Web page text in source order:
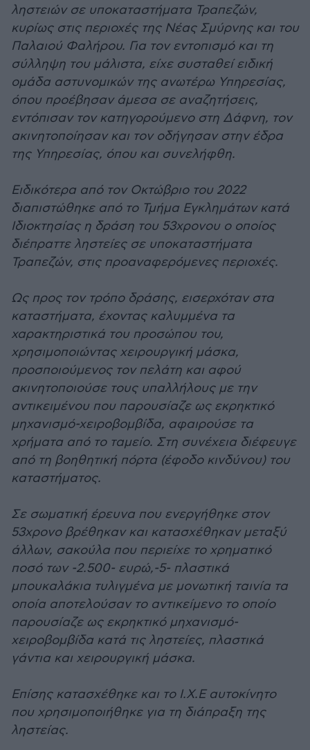
ληστειών σε υποκαταστήματα Τραπεζών,
κυρίως στις περιοχές της Νέας Σμύρνης και του
Παλαιού Φαλήρου. Για τον εντοπισμό και τη
σύλληψη του μάλιστα, είχε συσταθεί ειδική
ομάδα αστυνομικών της ανωτέρω Υπηρεσίας,
όπου προέβησαν άμεσα σε αναζητήσεις,
εντόπισαν τον κατηγορούμενο στη Δάφνη, τον
ακινητοποίησαν και τον οδήγησαν στην έδρα
της Υπηρεσίας, όπου και συνελήφθη.
Ειδικότερα από τον Οκτώβριο του 2022
διαπιστώθηκε από το Τμήμα Εγκλημάτων κατά
Ιδιοκτησίας η δράση του 53χρονου ο οποίος
διέπραττε ληστείες σε υποκαταστήματα
Τραπεζών, στις προαναφερόμενες περιοχές.
Ως προς τον τρόπο δράσης, εισερχόταν στα
καταστήματα, έχοντας καλυμμένα τα
χαρακτηριστικά του προσώπου του,
χρησιμοποιώντας χειρουργική μάσκα,
προσποιούμενος τον πελάτη και αφού
ακινητοποιούσε τους υπαλλήλους με την
αντικειμένου που παρουσίαζε ως εκρηκτικό
μηχανισμό-χειροβομβίδα, αφαιρούσε τα
χρήματα από το ταμείο. Στη συνέχεια διέφευγε
από τη βοηθητική πόρτα (έφοδο κινδύνου) του
καταστήματος.
Σε σωματική έρευνα που ενεργήθηκε στον
53χρονο βρέθηκαν και κατασχέθηκαν μεταξύ
άλλων, σακούλα που περιείχε το χρηματικό
ποσό των -2.500- ευρώ,-5- πλαστικά
μπουκαλάκια τυλιγμένα με μονωτική ταινία τα
οποία αποτελούσαν το αντικείμενο το οποίο
παρουσίαζε ως εκρηκτικό μηχανισμό-
χειροβομβίδα κατά τις ληστείες, πλαστικά
γάντια και χειρουργική μάσκα.
Επίσης κατασχέθηκε και το Ι.Χ.Ε αυτοκίνητο
που χρησιμοποιήθηκε για τη διάπραξη της
ληστείας.